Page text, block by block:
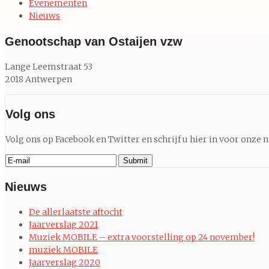
Evenementen
Nieuws
Genootschap van Ostaijen vzw
Lange Leemstraat 53
2018 Antwerpen
Volg ons
Volg ons op Facebook en Twitter en schrijf u hier in voor onze
Nieuws
De allerlaatste aftocht
Jaarverslag 2021
Muziek MOBILE – extra voorstelling op 24 november!
muziek MOBILE
Jaarverslag 2020